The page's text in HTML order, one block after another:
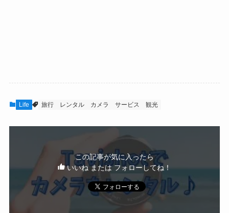
Life 旅行 レンタル カメラ サービス 観光
この記事が気に入ったら
いいね または フォローしてね！